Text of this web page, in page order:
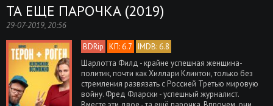
ТА ЕЩЕ ПАРОЧКА (2019)
29-07-2019, 20:56
BDRip КП: 6.7 IMDB: 6.8
Шарлотта Филд - крайне успешная женщина-
политик, почти как Хиллари Клинтон, только без
стремления развязать с Россией Третью мировую
войну. Фред Фларски - успешный журналист.